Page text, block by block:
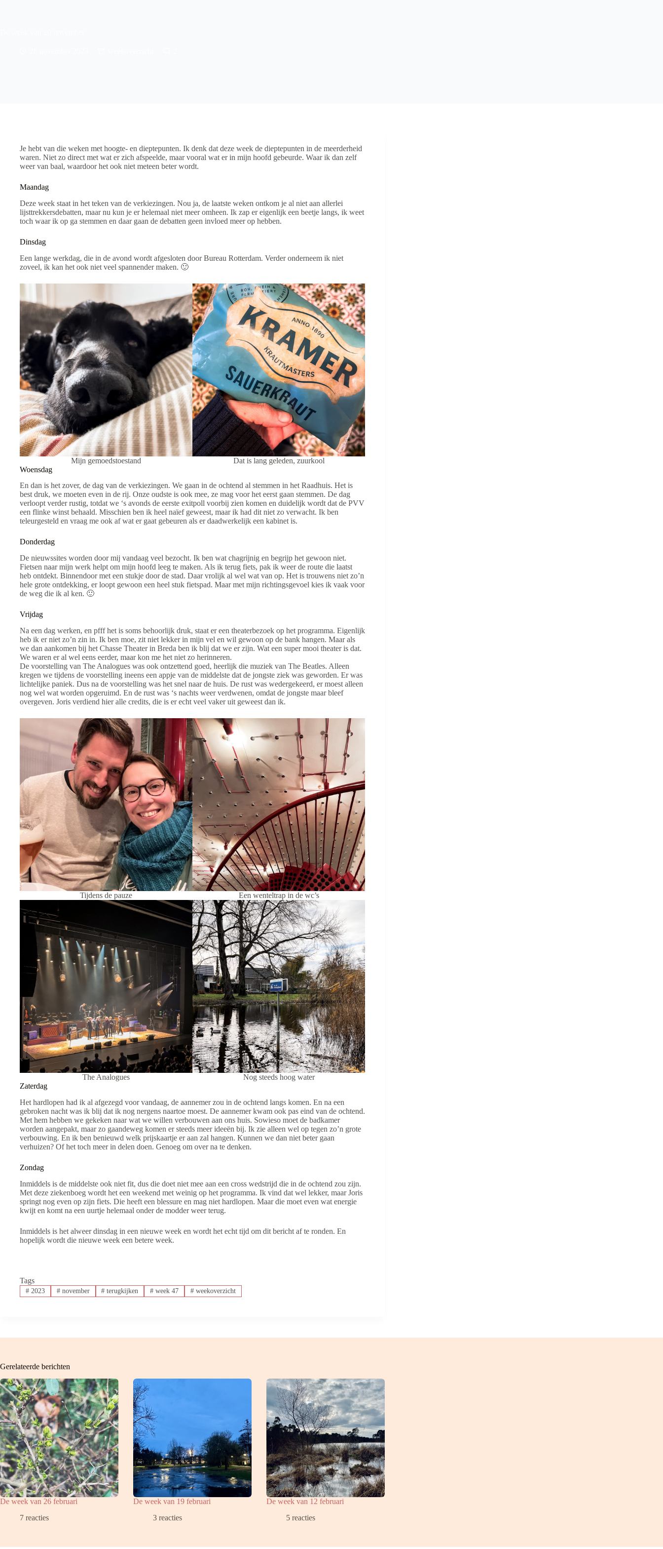
Je hebt van die weken met hoogte- en dieptepunten. Ik denk dat deze week de dieptepunten in de meerderheid
waren. Niet zo direct met wat er zich afspeelde, maar vooral wat er in mijn hoofd gebeurde. Waar ik dan zelf
weer van baal, waardoor het ook niet meteen beter wordt.
Maandag
Deze week staat in het teken van de verkiezingen. Nou ja, de laatste weken ontkom je al niet aan allerlei
lijsttrekkersdebatten, maar nu kun je er helemaal niet meer omheen. Ik zap er eigenlijk een beetje langs, ik weet
toch waar ik op ga stemmen en daar gaan de debatten geen invloed meer op hebben.
Dinsdag
Een lange werkdag, die in de avond wordt afgesloten door Bureau Rotterdam. Verder onderneem ik niet
zoveel, ik kan het ook niet veel spannender maken. 🙂
Mijn gemoedstoestand
Dat is lang geleden, zuurkool
Woensdag
En dan is het zover, de dag van de verkiezingen. We gaan in de ochtend al stemmen in het Raadhuis. Het is
best druk, we moeten even in de rij. Onze oudste is ook mee, ze mag voor het eerst gaan stemmen. De dag
verloopt verder rustig, totdat we ‘s avonds de eerste exitpoll voorbij zien komen en duidelijk wordt dat de PVV
een flinke winst behaald. Misschien ben ik heel naïef geweest, maar ik had dit niet zo verwacht. Ik ben
teleurgesteld en vraag me ook af wat er gaat gebeuren als er daadwerkelijk een kabinet is.
Donderdag
De nieuwssites worden door mij vandaag veel bezocht. Ik ben wat chagrijnig en begrijp het gewoon niet.
Fietsen naar mijn werk helpt om mijn hoofd leeg te maken. Als ik terug fiets, pak ik weer de route die laatst
heb ontdekt. Binnendoor met een stukje door de stad. Daar vrolijk al wel wat van op. Het is trouwens niet zo’n
hele grote ontdekking, er loopt gewoon een heel stuk fietspad. Maar met mijn richtingsgevoel kies ik vaak voor
de weg die ik al ken. 🙂
Vrijdag
Na een dag werken, en pfff het is soms behoorlijk druk, staat er een theaterbezoek op het programma. Eigenlijk
heb ik er niet zo’n zin in. Ik ben moe, zit niet lekker in mijn vel en wil gewoon op de bank hangen. Maar als
we dan aankomen bij het Chasse Theater in Breda ben ik blij dat we er zijn. Wat een super mooi theater is dat.
We waren er al wel eens eerder, maar kon me het niet zo herinneren.
De voorstelling van The Analogues was ook ontzettend goed, heerlijk die muziek van The Beatles. Alleen
kregen we tijdens de voorstelling ineens een appje van de middelste dat de jongste ziek was geworden. Er was
lichtelijke paniek. Dus na de voorstelling was het snel naar de huis. De rust was wedergekeerd, er moest alleen
nog wel wat worden opgeruimd. En de rust was ‘s nachts weer verdwenen, omdat de jongste maar bleef
overgeven. Joris verdiend hier alle credits, die is er echt veel vaker uit geweest dan ik.
Tijdens de pauze Een wenteltrap in de wc’s
The Analogues
Nog steeds hoog water
Zaterdag
Het hardlopen had ik al afgezegd voor vandaag, de aannemer zou in de ochtend langs komen. En na een
gebroken nacht was ik blij dat ik nog nergens naartoe moest. De aannemer kwam ook pas eind van de ochtend.
Met hem hebben we gekeken naar wat we willen verbouwen aan ons huis. Sowieso moet de badkamer
worden aangepakt, maar zo gaandeweg komen er steeds meer ideeën bij. Ik zie alleen wel op tegen zo’n grote
verbouwing. En ik ben benieuwd welk prijskaartje er aan zal hangen. Kunnen we dan niet beter gaan
verhuizen? Of het toch meer in delen doen. Genoeg om over na te denken.
Zondag
Inmiddels is de middelste ook niet fit, dus die doet niet mee aan een cross wedstrijd die in de ochtend zou zijn.
Met deze ziekenboeg wordt het een weekend met weinig op het programma. Ik vind dat wel lekker, maar Joris
springt nog even op zijn fiets. Die heeft een blessure en mag niet hardlopen. Maar die moet even wat energie
kwijt en komt na een uurtje helemaal onder de modder weer terug.
Inmiddels is het alweer dinsdag in een nieuwe week en wordt het echt tijd om dit bericht af te ronden. En
hopelijk wordt die nieuwe week een betere week.
Tags
#2023 #november # terugkijken # week 47 # weekoverzicht
Gerelateerde berichten
De week van 26 februari
7 reacties
De week van 19 februari
3 reacties
De week van 12 februari
5 reacties